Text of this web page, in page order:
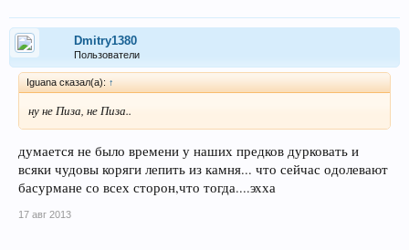
Dmitry1380
Пользователи
Iguana сказал(а): ↑
ну не Пиза, не Пиза..
думается не было времени у наших предков дурковать и
всяки чудовы коряги лепить из камня... что сейчас одолевают
басурмане со всех сторон,что тогда....эхха
17 авг 2013